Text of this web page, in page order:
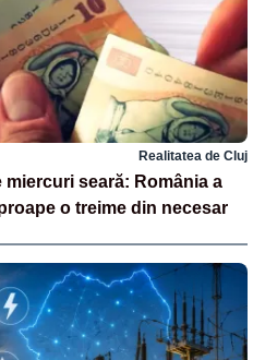
Realitatea de Cluj
seară: România a
o treime din necesar